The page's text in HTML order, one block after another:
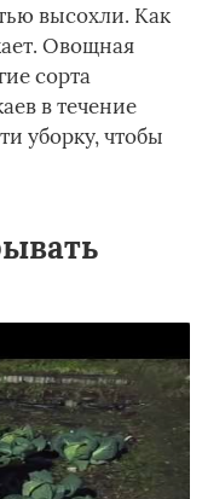
высохли. Как
Овощная
сорта
в течение
уборку, чтобы